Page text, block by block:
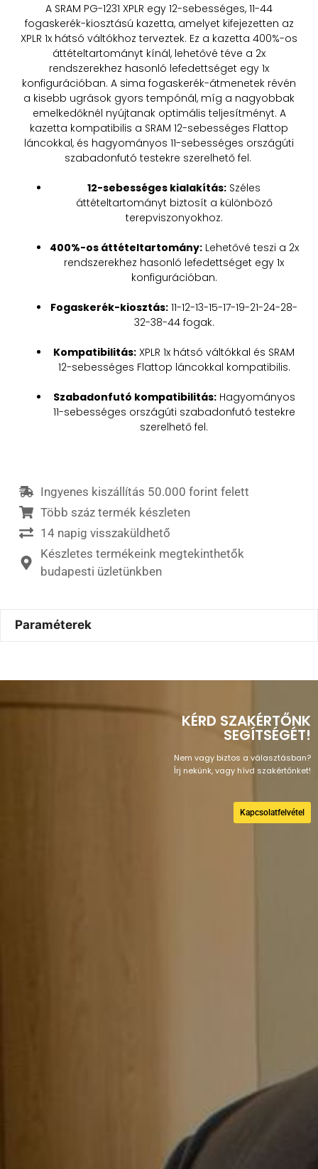
A SRAM PG-1231 XPLR egy 12-sebességes, 11-44
fogaskerék-kiosztású kazetta, amelyet kifejezetten az
XPLR 1x hátsó váltókhoz terveztek. Ez a kazetta 400%-os
áttételtartományt kínál, lehetővé téve a 2x
rendszerekhez hasonló lefedettséget egy 1x
konfigurációban. A sima fogaskerék-átmenetek révén
a kisebb ugrások gyors tempónál, míg a nagyobbak
emelkedőknél nyújtanak optimális teljesítményt. A
kazetta kompatibilis a SRAM 12-sebességes Flattop
láncokkal, és hagyományos 11-sebességes országúti
szabadonfutó testekre szerelhető fel. ​
12-sebességes kialakítás: Széles
áttételtartományt biztosít a különböző
terepviszonyokhoz.​
400%-os áttételtartomány:Lehetővé teszi a 2x
rendszerekhez hasonló lefedettséget egy 1x
konfigurációban.​
Fogaskerék-kiosztás: 11-12-13-15-17-19-21-24-28-
32-38-44 fogak.​
Kompatibilitás: XPLR 1x hátsó váltókkal és SRAM
12-sebességes Flattop láncokkal kompatibilis.​
Szabadonfutó kompatibilitás:Hagyományos
11-sebességes országúti szabadonfutó testekre
szerelhető fel.​
Ingyenes kiszállítás 50.000 forint felett
Több száz termék készleten
14 napig visszaküldhető
Készletes termékeink megtekinthetők
budapesti üzletünkben
Paraméterek
KÉRD SZAKÉRTŐNK
SEGÍTSÉGÉT!
Nem vagy biztos a választásban?
Írj nekünk, vagy hívd szakértőnket!
Kapcsolatfelvétel